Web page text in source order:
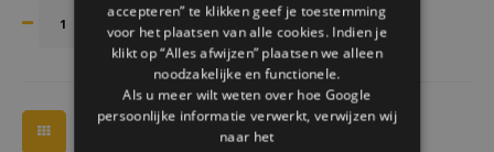
accepteren” te klikken geef je toestemming
voor het plaatsen van alle cookies. Indien je
klikt op “Alles afwijzen” plaatsen we alleen
noodzakelijke en functionele.
Als u meer wilt weten over hoe Google
persoonlijke informatie verwerkt, verwijzen wij
naar het